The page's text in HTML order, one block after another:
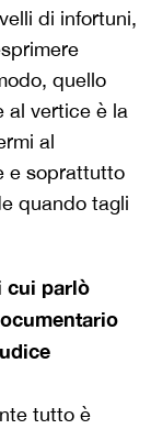
di infortuni,
quello
al vertice è la
al
e soprattutto
quando tagli
cui parlò
tutto è